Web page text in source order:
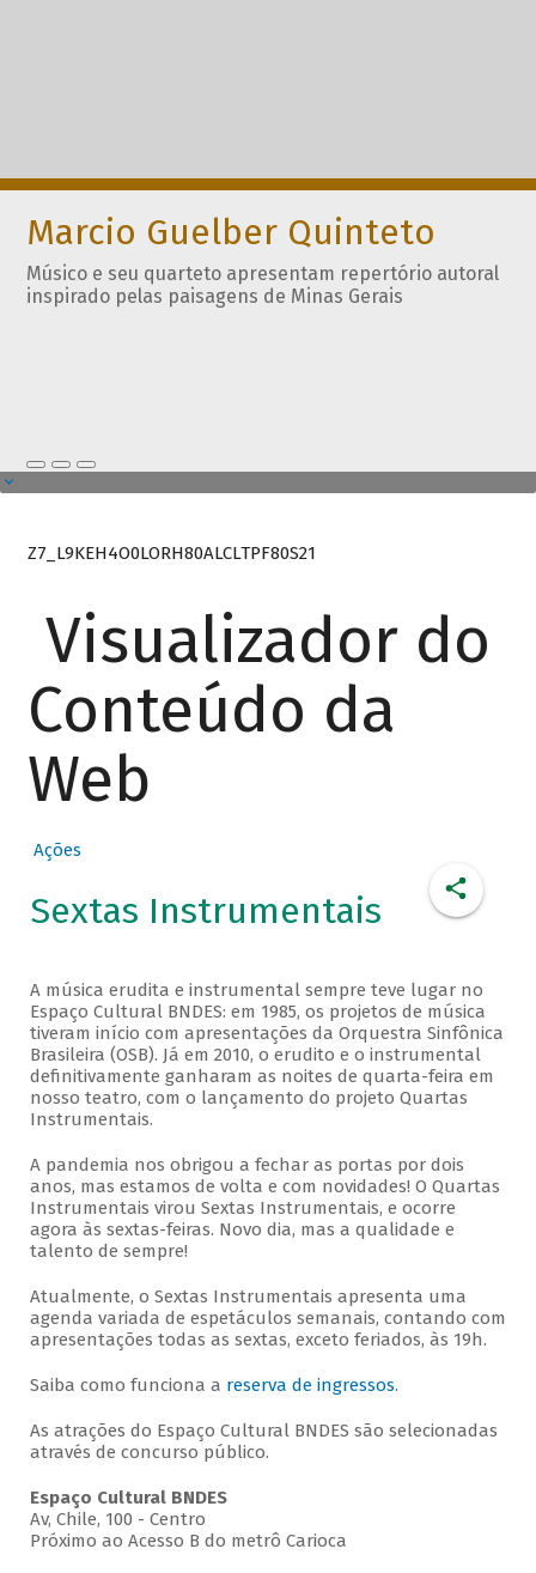
Marcio Guelber Quinteto
Músico e seu quarteto apresentam repertório autoral
inspirado pelas paisagens de Minas Gerais
Z7_L9KEH4O0LORH80ALCLTPF80S21
Visualizador do
Conteúdo da
Web
Ações
Sextas Instrumentais
A música erudita e instrumental sempre teve lugar no
Espaço Cultural BNDES: em 1985, os projetos de música
tiveram início com apresentações da Orquestra Sinfônica
Brasileira (OSB). Já em 2010, o erudito e o instrumental
definitivamente ganharam as noites de quarta-feira em
nosso teatro, com o lançamento do projeto Quartas
Instrumentais.
A pandemia nos obrigou a fechar as portas por dois
anos, mas estamos de volta e com novidades! O Quartas
Instrumentais virou Sextas Instrumentais, e ocorre
agora às sextas-feiras. Novo dia, mas a qualidade e
talento de sempre!
Atualmente, o Sextas Instrumentais apresenta uma
agenda variada de espetáculos semanais, contando com
apresentações todas as sextas, exceto feriados, às 19h.
Saiba como funciona a reserva de ingressos.
As atrações do Espaço Cultural BNDES são selecionadas
através de concurso público.
Espaço Cultural BNDES
Av, Chile, 100 - Centro
Próximo ao Acesso B do metrô Carioca